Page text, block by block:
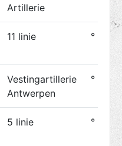
Artillerie
11 linie °
Vestingartillerie
Antwerpen
°
5 linie °